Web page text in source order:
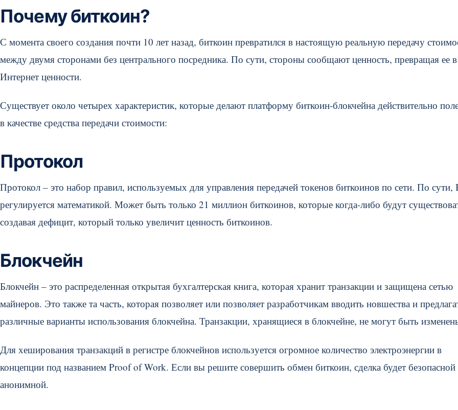
Почему биткоин?
С момента своего создания почти 10 лет назад, биткоин превратился в настоящую реальную передачу
между двумя сторонами без центрального посредника. По сути, стороны сообщают ценность, превращая ее в
Интернет ценности.
Существует около четырех характеристик, которые делают платформу биткоин-блокчейна действительно
в качестве средства передачи стоимости:
Протокол
Протокол – это набор правил, используемых для управления передачей токенов биткоинов по сети. По сути,
регулируется математикой. Может быть только 21 миллион биткоинов, которые когда-либо будут
создавая дефицит, который только увеличит ценность биткоинов.
Блокчейн
Блокчейн – это распределенная открытая бухгалтерская книга, которая хранит транзакции и защищена сетью
майнеров. Это также та часть, которая позволяет или позволяет разработчикам вводить новшества и
различные варианты использования блокчейна. Транзакции, хранящиеся в блокчейне, не могут быть
Для хеширования транзакций в регистре блокчейнов используется огромное количество электроэнергии в
концепции под названием Proof of Work. Если вы решите совершить обмен биткоин, сделка будет безопасной
анонимной.